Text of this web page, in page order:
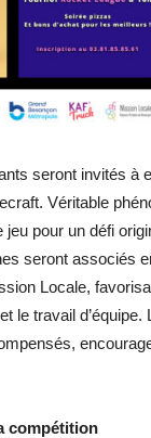
seront invités à
Véritable
jeu pour un défi
seront associés
Locale,
le travail
compétition